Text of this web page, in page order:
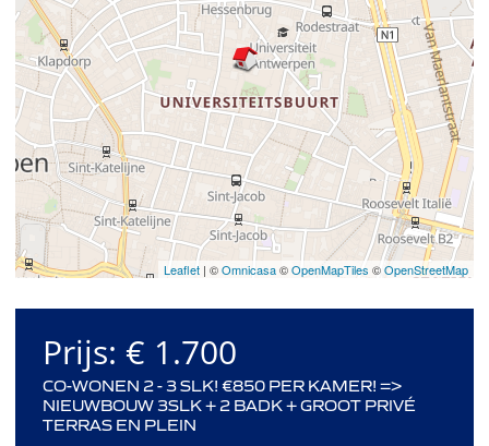
Leaflet| ©Omnicasa©OpenMapTiles ©OpenStreetMap
Prijs: € 1.700
CO-WONEN 2 - 3 SLK! €850 PER KAMER! =>
NIEUWBOUW 3SLK + 2 BADK + GROOT PRIVÉ
TERRAS EN PLEIN